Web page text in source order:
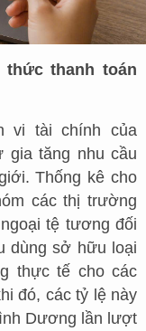
thanh toán
vi tài chính của
gia tăng nhu cầu
Thống kê cho
các thị trường
tệ tương đối
dùng sở hữu loại
thực tế cho các
đó, các tỷ lệ này
Dương lần lượt